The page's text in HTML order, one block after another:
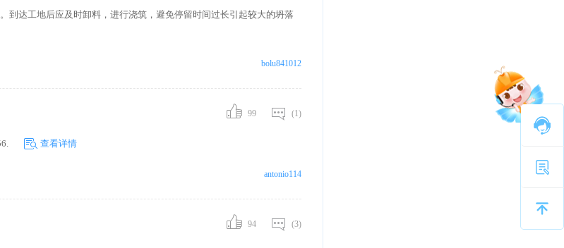
到达工地后应及时卸料，进行浇筑，避免停留时间过长引起较大的坍落
bolu841012
(1)
99
查看详情
antonio114
(3)
94